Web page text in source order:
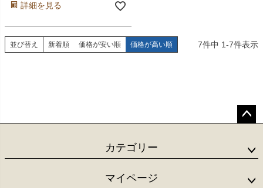
詳細を見る
並び替え 新着順 価格が安い順 価格が高い順 7件中 1-7件表示
ップ
カテゴリー
マイページ